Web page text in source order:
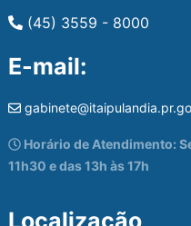
(45) 3559 - 8000
E-mail:
Horário de Atendimento:
11h30 e das 13h às 17h
Localização